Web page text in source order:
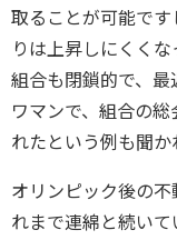
取ることが可能で
りは上昇しにくく
組合も閉鎖的で、
ワマンで、組合の
れたという例も聞か
オリンピック後の
れまで連綿と続い